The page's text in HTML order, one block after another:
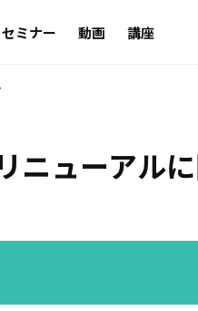
セミナー 動画 講座
ニューアル